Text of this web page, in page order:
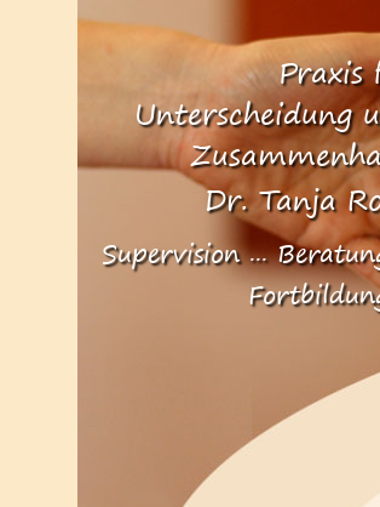
Praxis
Unterscheidung
Dr. Tanja
Supervision ...